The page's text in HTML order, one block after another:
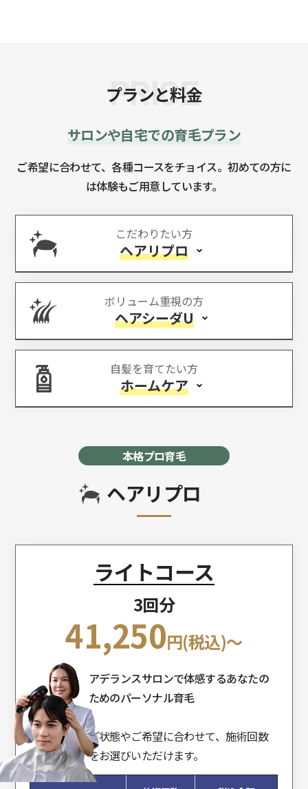
PRICE
プランと料金
サロンや自宅での育毛プラン
ご希望に合わせて、各種コースをチョイス。初めての方に
は体験もご用意しています。
こだわりたい方
ヘアリプロ
ボリューム重視の方
ヘアシーダU
自髪を育てたい方
ホームケア
本格プロ育毛
ヘアリプロ
ライトコース
3回分
41,250円(税込)～
アデランスサロンで体感するあなたの
ためのパーソナル育毛
ご状態やご希望に合わせて、施術回数
をお選びいただけます。